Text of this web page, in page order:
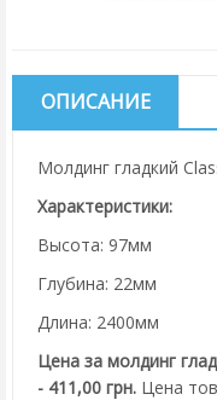
ОПИСАНИЕ
Молдинг гладкий
Характеристики:
Высота: 97мм
Глубина: 22мм
Длина: 2400мм
Цена за молдинг
- 411,00 грн. Цена